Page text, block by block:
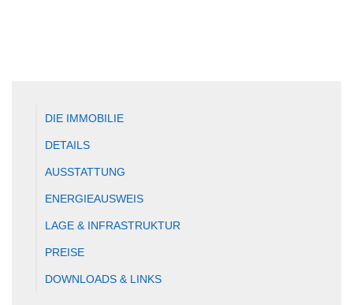
DIE IMMOBILIE
DETAILS
AUSSTATTUNG
ENERGIEAUSWEIS
LAGE & INFRASTRUKTUR
PREISE
DOWNLOADS & LINKS